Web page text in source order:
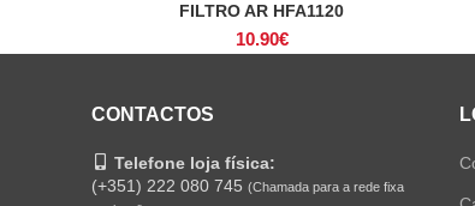
ADICIONAR
FILTRO AR HFA1120
10.90€
CONTACTOS
Telefone loja física:
(+351) 222 080 745 (Chamada para a rede fixa